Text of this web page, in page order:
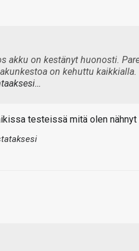
akku on kestänyt huonosti.
on kehuttu kaikkialla.
testeissä mitä olen